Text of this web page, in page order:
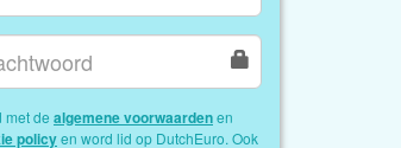
met de algemene voorwaardenen
policy